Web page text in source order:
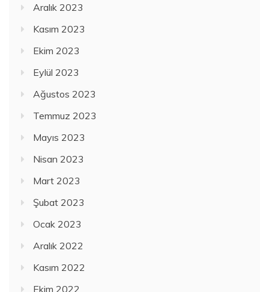
Aralık 2023
Kasım 2023
Ekim 2023
Eylül 2023
Ağustos 2023
Temmuz 2023
Mayıs 2023
Nisan 2023
Mart 2023
Şubat 2023
Ocak 2023
Aralık 2022
Kasım 2022
Ekim 2022